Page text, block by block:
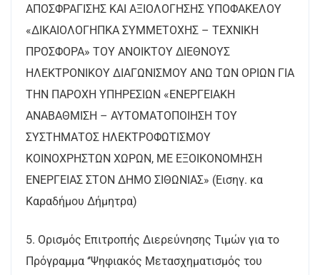
ΑΠΟΣΦΡΑΓΙΣΗΣ ΚΑΙ ΑΞΙΟΛΟΓΗΣΗΣ ΥΠΟΦΑΚΕΛΟΥ
«ΔΙΚΑΙΟΛΟΓΗΠΚΑ ΣΥΜΜΕΤΟΧΗΣ – ΤΕΧΝΙΚΗ
ΠΡΟΣΦΟΡΑ» ΤΟΥ ΑΝΟΙΚΤΟΥ ΔΙΕΘΝΟΥΣ
ΗΛΕΚΤΡΟΝΙΚΟΥ ΔΙΑΓΩΝΙΣΜΟΥ ΑΝΩ ΤΩΝ ΟΡΙΩΝ ΓΙΑ
ΤΗΝ ΠΑΡΟΧΗ ΥΠΗΡΕΣΙΩΝ «ΕΝΕΡΓΕΙΑΚΗ
ΑΝΑΒΑΘΜΙΣΗ – ΑΥΤΟΜΑΤΟΠΟΙΗΣΗ TOY
ΣΥΣΤΗΜΑΤΟΣ ΗΛΕΚΤΡΟΦΩΤΙΣΜΟΥ
ΚΟΙΝΟΧΡΗΣΤΩΝ ΧΩΡΩΝ, ΜΕ ΕΞΟΙΚΟΝΟΜΗΣΗ
ΕΝΕΡΓΕΙΑΣ ΣΤΟΝ ΔΗΜΟ ΣΙΘΩΝΙΑΣ» (Εισηγ. κα
Καραδήμου Δήμητρα)
5. Ορισμός Επιτροπής Διερεύνησης Τιμών για το
Πρόγραμμα ‘’Ψηφιακός Μετασχηματισμός του